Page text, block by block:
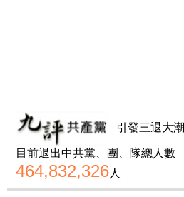
引發三退大潮
目前退出中共黨、團、隊總人數
464,832,326人